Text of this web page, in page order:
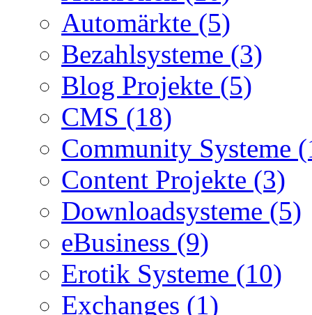
Automärkte (5)
Bezahlsysteme (3)
Blog Projekte (5)
CMS (18)
Community Systeme
Content Projekte (3)
Downloadsysteme (5)
eBusiness (9)
Erotik Systeme (10)
Exchanges (1)